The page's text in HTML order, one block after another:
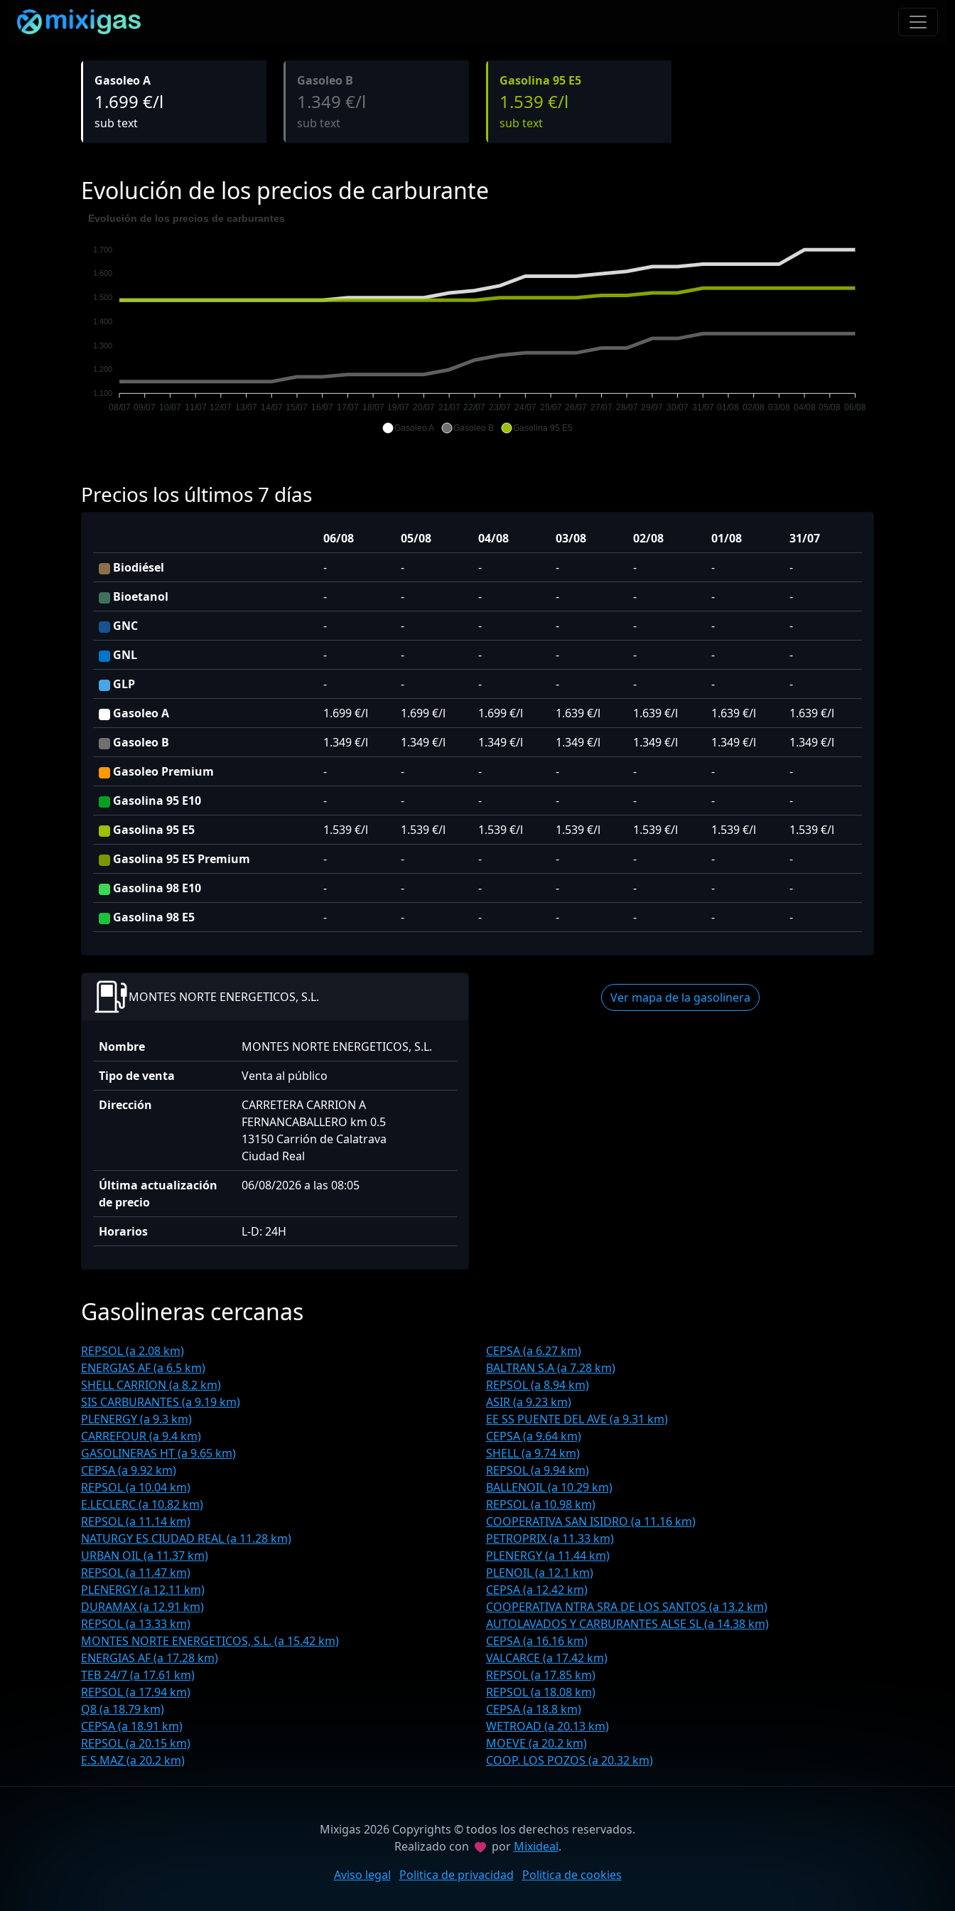
Gasoleo A
1.699 €/l
sub text
Gasoleo B
1.349 €/l
sub text
Gasolina 95 E5
1.539 €/l
sub text
Evolución de los precios de carburante
Evolución de los precios de carburantes
1.700
1.600
1.500
1.400
1.300
1.200
1.100
08/07 09/07 10/07 11/07 12/07 13/07 14/07 15/07 16/07 17/07 18/07 19/07 20/07 21/07 22/07 23/07 24/07 25/07 26/07 27/07 28/07 29/07 30/07 31/07 01/08 02/08 03/08 04/08 05/08 06/08
Gasoleo A Gasoleo B Gasolina 95 E5
Precios los últimos 7 días
06/08 05/08 04/08 03/08 02/08 01/08
31/07
Biodiésel
- - - - - -
-
Bioetanol
- - - - - -
-
GNC
- - - - - -
-
GNL
- - - - - -
-
GLP
- - - - - -
-
Gasoleo A
1.699 €/l 1.699 €/l 1.699 €/l 1.639 €/l 1.639 €/l 1.639 €/l
1.639 €/l
Gasoleo B
1.349 €/l 1.349 €/l 1.349 €/l 1.349 €/l 1.349 €/l 1.349 €/l
1.349 €/l
Gasoleo Premium
- - - - - -
-
Gasolina 95 E10
- - - - - -
-
Gasolina 95 E5
1.539 €/l 1.539 €/l 1.539 €/l 1.539 €/l 1.539 €/l 1.539 €/l
1.539 €/l
Gasolina 95 E5 Premium
- - - - - -
-
Gasolina 98 E10
- - - - - -
-
Gasolina 98 E5
- - - - - - -
MONTES NORTE ENERGETICOS, S.L.
Nombre
MONTES NORTE ENERGETICOS, S.L.
Tipo de venta
Venta al público
Dirección
CARRETERA CARRION A
FERNANCABALLERO km 0.5
13150 Carrión de Calatrava
Ciudad Real
Última actualización
de precio
06/08/2026 a las 08:05
Horarios L-D: 24H
Ver mapa de la gasolinera
Gasolineras cercanas
REPSOL (a 2.08 km)
CEPSA (a 6.27 km)
ENERGIAS AF (a 6.5 km)
BALTRAN S.A (a 7.28 km)
SHELL CARRION (a 8.2 km)
REPSOL (a 8.94 km)
SIS CARBURANTES (a 9.19 km)
ASIR (a 9.23 km)
PLENERGY (a 9.3 km)
EE SS PUENTE DEL AVE (a 9.31 km)
CARREFOUR (a 9.4 km)
CEPSA (a 9.64 km)
GASOLINERAS HT (a 9.65 km)
SHELL (a 9.74 km)
CEPSA (a 9.92 km)
REPSOL (a 9.94 km)
REPSOL (a 10.04 km)
BALLENOIL (a 10.29 km)
E.LECLERC (a 10.82 km)
REPSOL (a 10.98 km)
REPSOL (a 11.14 km)
COOPERATIVA SAN ISIDRO (a 11.16 km)
NATURGY ES CIUDAD REAL (a 11.28 km)
PETROPRIX (a 11.33 km)
URBAN OIL (a 11.37 km)
PLENERGY (a 11.44 km)
REPSOL (a 11.47 km)
PLENOIL (a 12.1 km)
PLENERGY (a 12.11 km)
CEPSA (a 12.42 km)
DURAMAX (a 12.91 km)
COOPERATIVA NTRA SRA DE LOS SANTOS (a 13.2 km)
REPSOL (a 13.33 km)
AUTOLAVADOS Y CARBURANTES ALSE SL (a 14.38 km)
MONTES NORTE ENERGETICOS, S.L. (a 15.42 km)
CEPSA (a 16.16 km)
ENERGIAS AF (a 17.28 km)
VALCARCE (a 17.42 km)
TEB 24/7 (a 17.61 km)
REPSOL (a 17.85 km)
REPSOL (a 17.94 km)
REPSOL (a 18.08 km)
Q8 (a 18.79 km)
CEPSA (a 18.8 km)
CEPSA (a 18.91 km)
WETROAD (a 20.13 km)
REPSOL (a 20.15 km)
MOEVE (a 20.2 km)
E.S.MAZ (a 20.2 km)
COOP. LOS POZOS (a 20.32 km)
Mixigas 2026 Copyrights © todos los derechos reservados.
Realizado con
por Mixideal.
Aviso legal
Politica de privacidad Politica de cookies